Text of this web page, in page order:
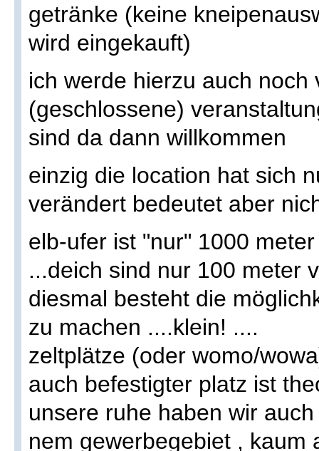
getränke (keine
wird eingekauft)
ich werde hierzu auch noch
(geschlossene)
sind da dann willkommen
einzig die location hat sich
verändert bedeutet aber
elb-ufer ist "nur" 1000
...deich sind nur 100 meter
diesmal besteht die
zu machen ....klein! ....
zeltplätze (oder womo/
auch befestigter platz ist
unsere ruhe haben wir
nem gewerbegebiet , kaum